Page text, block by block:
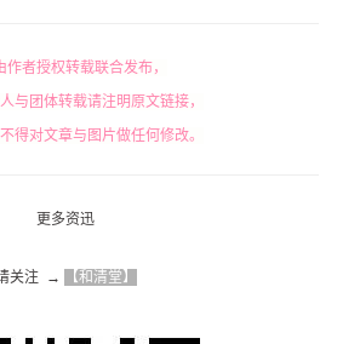
作者授权转载联合发布，
与团体转载请注明原文链接，
得对文章与图片做任何修改。
更多资迅
关注  → 【和清堂】